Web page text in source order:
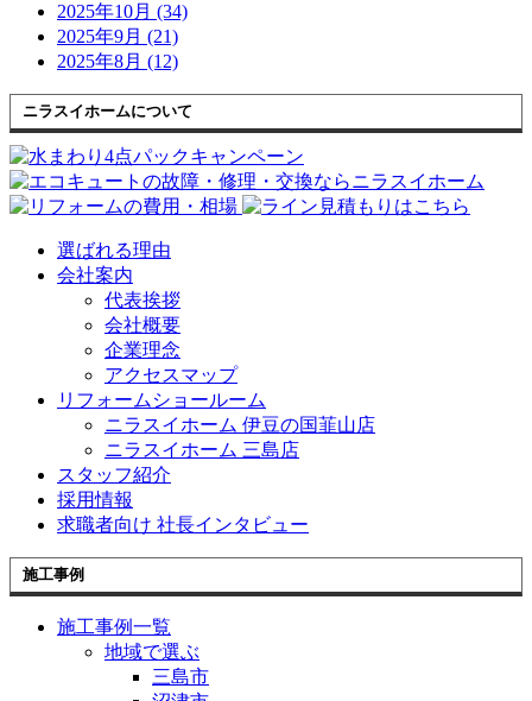
2025年10月 (34)
2025年9月 (21)
2025年8月 (12)
ニラスイホームについて
選ばれる理由
会社案内
代表挨拶
会社概要
企業理念
アクセスマップ
リフォームショールーム
ニラスイホーム 伊豆の国韮山店
ニラスイホーム 三島店
スタッフ紹介
採用情報
求職者向け 社長インタビュー
施工事例
施工事例一覧
地域で選ぶ
三島市